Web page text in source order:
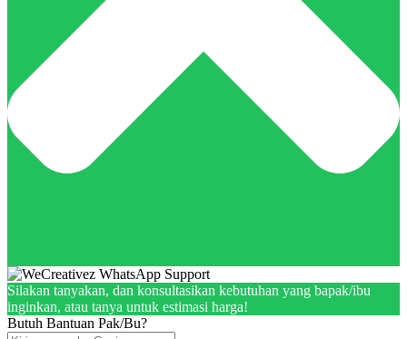
Silakan tanyakan, dan konsultasikan kebutuhan yang bapak/ibu
inginkan, atau tanya untuk estimasi harga!
Butuh Bantuan Pak/Bu?